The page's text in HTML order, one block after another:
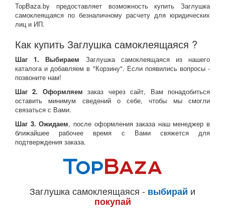
TopBaza.by предоставляет возможность купить Заглушка
самоклеящаяся по безналичному расчету для юридических
лиц и ИП.
Как купить Заглушка самоклеящаяся ?
Шаг 1. Выбираем Заглушка самоклеящаяся из нашего
каталога и добавляем в "Корзину". Если появились вопросы -
позвоните нам!
Шаг 2. Оформляем заказ через сайт, Вам понадобиться
оставить минимум сведений о себе, чтобы мы смогли
связаться с Вами.
Шаг 3. Ожидаем, после оформления заказа наш менеджер в
ближайшее рабочее время с Вами свяжется для
подтверждения заказа.
Заглушка самоклеящаяся - выбирай и
покупай